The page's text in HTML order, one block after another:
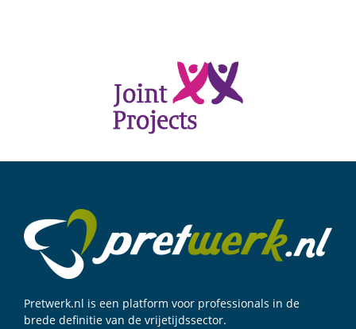
Pretwerk.nl is een platform voor professionals in de
brede definitie van de vrijetijdssector.